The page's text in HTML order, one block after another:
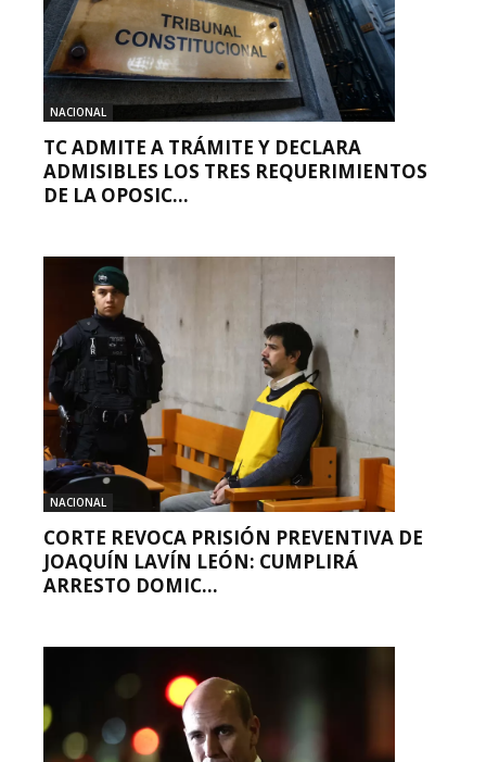
NACIONAL
TC ADMITE A TRÁMITE Y DECLARA
ADMISIBLES LOS TRES REQUERIMIENTOS
DE LA OPOSIC...
NACIONAL
CORTE REVOCA PRISIÓN PREVENTIVA DE
JOAQUÍN LAVÍN LEÓN: CUMPLIRÁ
ARRESTO DOMIC...